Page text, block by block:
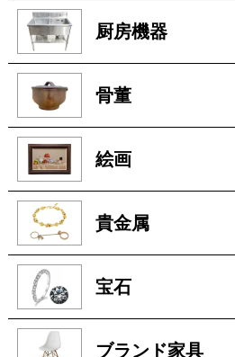
カメラ
電動工具
厨房機器
骨董
絵画
貴金属